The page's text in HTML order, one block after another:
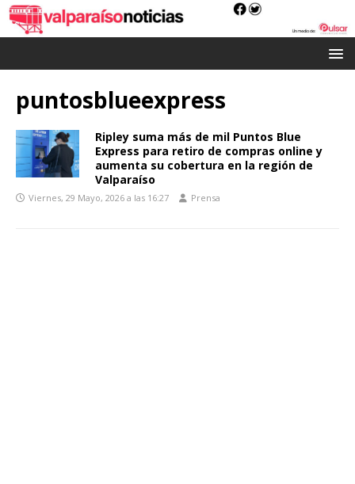
puntosblueexpress
Ripley suma más de mil Puntos Blue
Express para retiro de compras online y
aumenta su cobertura en la región de
Valparaíso
Viernes, 29 Mayo, 2026 a las 16:27 Prensa